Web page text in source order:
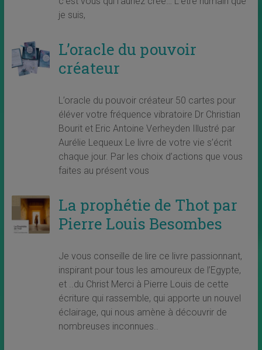
je suis,
L’oracle du pouvoir
créateur
L’oracle du pouvoir créateur 50 cartes pour
éléver votre fréquence vibratoire Dr Christian
Bourit et Eric Antoine Verheyden Illustré par
Aurélie Lequeux Le livre de votre vie s’écrit
chaque jour. Par les choix d’actions que vous
faites au présent vous
La prophétie de Thot par
Pierre Louis Besombes
Je vous conseille de lire ce livre passionnant,
inspirant pour tous les amoureux de l’Egypte,
et ..du Christ Merci à Pierre Louis de cette
écriture qui rassemble, qui apporte un nouvel
éclairage, qui nous amène à découvrir de
nombreuses inconnues..